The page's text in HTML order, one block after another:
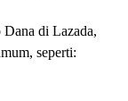
di Lazada,
seperti: